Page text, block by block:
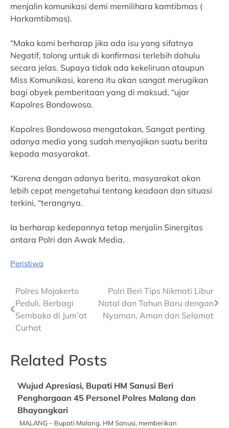
menjalin komunikasi demi memilihara kamtibmas (
Harkamtibmas).
“Maka kami berharap jika ada isu yang sifatnya
Negatif, tolong untuk di konfirmasi terlebih dahulu
secara jelas. Supaya tidak ada kekeliruan ataupun
Miss Komunikasi, karena itu akan sangat merugikan
bagi obyek pemberitaan yang di maksud, “ujar
Kapolres Bondowoso.
Kapolres Bondowoso mengatakan, Sangat penting
adanya media yang sudah menyajikan suatu berita
kepada masyarakat.
“Karena dengan adanya berita, masyarakat akan
lebih cepat mengetahui tentang keadaan dan situasi
terkini, “terangnya.
Ia berharap kedepannya tetap menjalin Sinergitas
antara Polri dan Awak Media.
Peristiwa
Post
navigation
Polres Mojokerto
Peduli, Berbagi
Sembako di Jum’at
Curhat
Polri Beri Tips Nikmati Libur
Natal dan Tahun Baru dengan
Nyaman, Aman dan Selamat
Related Posts
Wujud Apresiasi, Bupati HM Sanusi Beri
Penghargaan 45 Personel Polres Malang dan
Bhayangkari
MALANG – Bupati Malang, HM Sanusi, memberikan